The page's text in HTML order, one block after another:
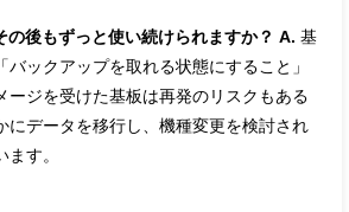
の後もずっと使い続けられますか？ A. 基
ックアップを取れる状態にすること」
ージを受けた基板は再発のリスクもある
にデータを移行し、機種変更を検討され
す。